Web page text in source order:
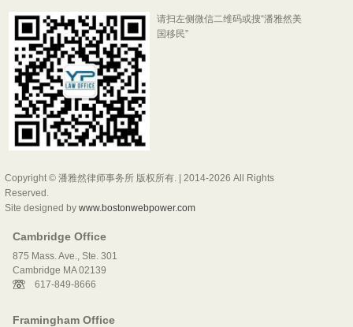
请扫左侧微信二维码或搜“潘雅然美
国移民”
Copyright © 潘雅然律师事务所 版权所有. | 2014-2026 All Rights
Reserved.
Site designed by www.bostonwebpower.com
Cambridge Office
875 Mass. Ave., Ste. 301
Cambridge MA 02139
617-849-8666
Framingham Office